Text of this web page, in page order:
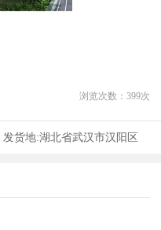
浏览次数： 399次
发货地:湖北省武汉市汉阳区